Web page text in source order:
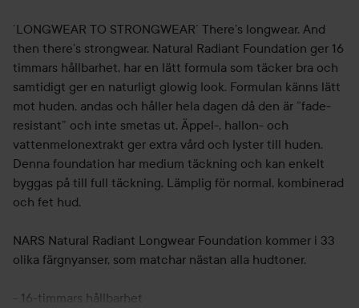
´LONGWEAR TO STRONGWEAR´ There’s longwear. And
then there’s strongwear. Natural Radiant Foundation ger 16
timmars hållbarhet, har en lätt formula som täcker bra och
samtidigt ger en naturligt glowig look. Formulan känns lätt
mot huden, andas och håller hela dagen då den är ”fade-
resistant” och inte smetas ut. Äppel-, hallon- och
vattenmelonextrakt ger extra vård och lyster till huden.
Denna foundation har medium täckning och kan enkelt
byggas på till full täckning. Lämplig för normal, kombinerad
och fet hud.
NARS Natural Radiant Longwear Foundation kommer i 33
olika färgnyanser, som matchar nästan alla hudtoner.
- 16-timmars hållbarhet